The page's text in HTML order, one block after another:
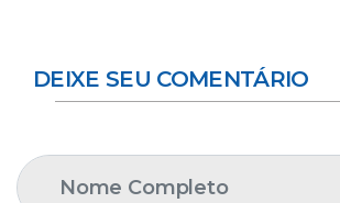
DEIXE SEU COMENTÁRIO